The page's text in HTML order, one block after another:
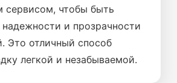
сервисом, чтобы быть
и прозрачности
Это отличный способ
легкой и незабываемой.